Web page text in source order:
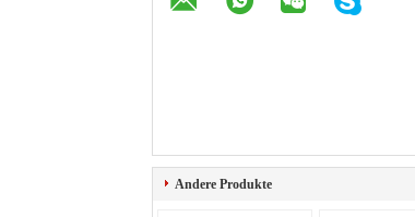
Andere Produkte